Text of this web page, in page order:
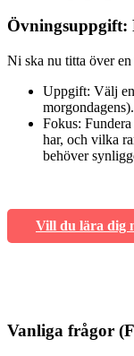
Övningsuppgift:
Ni ska nu titta över
Uppgift: Välj
morgondagens).
Fokus:
har, och vilka
behöver
Vill du lära dig
Vanliga frågor